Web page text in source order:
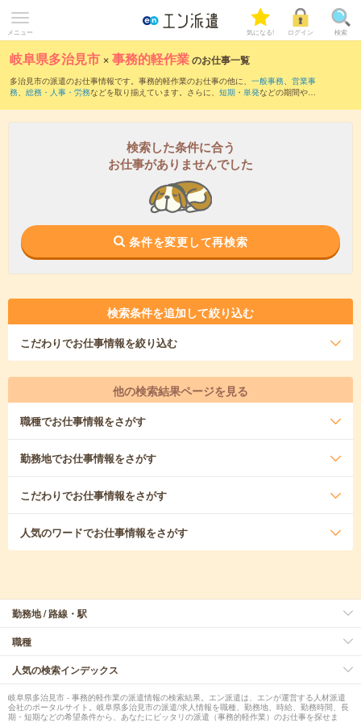
メニュー 気になる! ログイン 検索
岐阜県多治見市 ×事務的軽作業のお仕事一覧
多治見市の派遣のお仕事情報です。事務的軽作業のお仕事の他に、 一般事務、 営業事
務、 総務・人事・労務などを取り揃えています。さらに、 短期 ・ 単発などの期間や、
検索した条件に合う
お仕事がありませんでした
条件を変更して再検索
検索条件を追加して絞り込む
こだわりでお仕事情報を絞り込む
他の検索結果ページを見る
職種でお仕事情報をさがす
勤務地でお仕事情報をさがす
こだわりでお仕事情報をさがす
人気のワードでお仕事情報をさがす
勤務地 / 路線・駅
職種
人気の検索インデックス
岐阜県多治見市 - 事務的軽作業の派遣情報の検索結果。エン派遣は、エンが運営する人材派遣
会社のポータルサイト。岐阜県多治見市の派遣/求人情報を職種、勤務地、時給、勤務時間、長
期・短期などの希望条件から、あなたにピッタリの派遣（事務的軽作業）のお仕事を探せま